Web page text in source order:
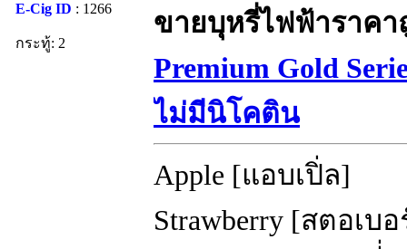
E-Cig ID : 1266
กระทู้: 2
ขายบุหรี่ไฟฟ้าราคา
Premium Gold
ไม่มีนิโคติน
Apple [แอบเปิ่ล]
Strawberry [สตอเ